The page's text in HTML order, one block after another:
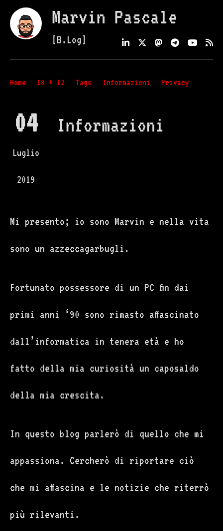
Marvin Pascale
[B.Log]
Home 18 + 12 Tags Informazioni Privacy
04
Luglio
2019
Informazioni
Mi presento; io sono Marvin e nella vita
sono un azzeccagarbugli.
Fortunato possessore di un PC fin dai
primi anni ‘90 sono rimasto affascinato
dall’informatica in tenera età e ho
fatto della mia curiosità un caposaldo
della mia crescita.
In questo blog parlerò di quello che mi
appassiona. Cercherò di riportare ciò
che mi affascina e le notizie che riterrò
più rilevanti.